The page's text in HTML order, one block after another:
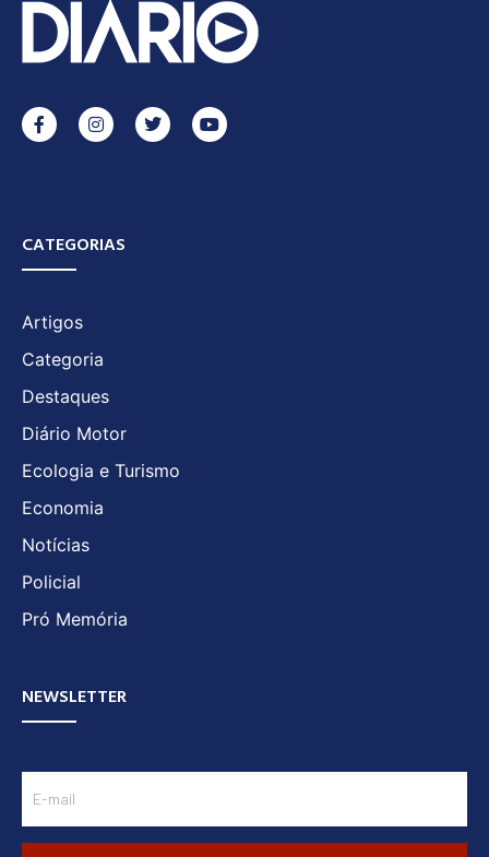
CATEGORIAS
Artigos
Categoria
Destaques
Diário Motor
Ecologia e Turismo
Economia
Notícias
Policial
Pró Memória
NEWSLETTER